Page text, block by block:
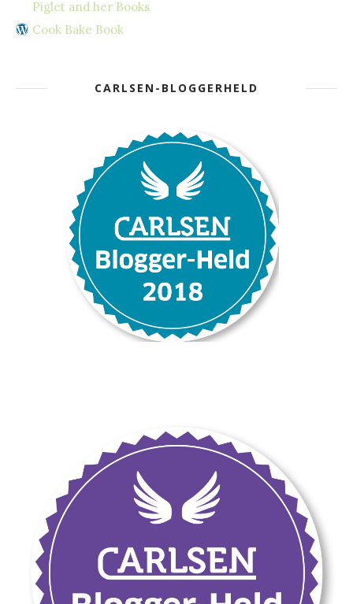
Piglet and her Books
Cook Bake Book
CARLSEN-BLOGGERHELD